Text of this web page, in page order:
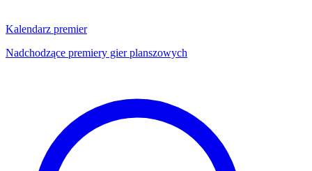
Kalendarz premier
Nadchodzące premiery gier planszowych